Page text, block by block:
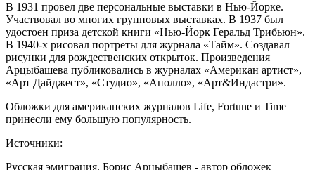
В 1931 провел две персональные выставки в Нью-Йорке.
Участвовал во многих групповых выставках. В 1937 был
удостоен приза детской книги «Нью-Йорк Геральд Трибьюн».
В 1940-х рисовал портреты для журнала «Тайм». Создавал
рисунки для рождественских открыток. Произведения
Арцыбашева публиковались в журналах «Американ артист»,
«Арт Дайджест», «Студио», «Аполло», «Арт&Индастри».
Обложки для американских журналов Life, Fortune и Time
принесли ему большую популярность.
Источники:
Русская эмиграция. Борис Арцыбашев - автор обложек